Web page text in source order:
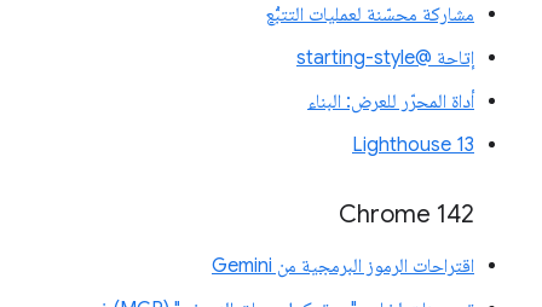
مشاركة محسّنة لعمليات التتبُّع
إتاحة @starting-style
أداة المحرّر للعرض: البناء
Lighthouse 13
Chrome 142
اقتراحات الرموز البرمجية من Gemini